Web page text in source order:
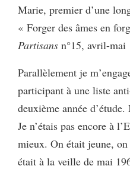
Marie, premier d’une
« Forger des âmes en
Partisans n°15, avril-mai
Parallèlement je
participant à une liste
deuxième année
Je n’étais pas encore à
mieux. On était jeune,
était à la veille de mai